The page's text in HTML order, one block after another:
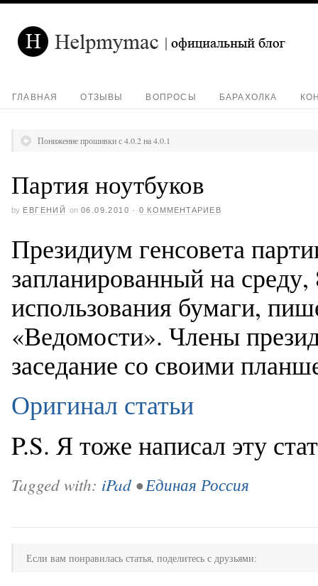
ГЛАВНАЯ ОТЗЫВЫ ВОПРОСЫ БАРАХОЛКА
Понижение прошивки с 4.0.2 на 4.0.1
Партия ноутбуков
by ЕВГЕНИЙ on 06.09.2010 ·0 КОММЕНТАРИЕВ
Президиум генсовета
запланированный на среду,
использования бумаги,
«Ведомости». Члены
заседание со своими
Оригинал статьи
P.S. Я тоже написал эту
Tagged with: iPad•Единая Россия
Если вам понравилась статья, поделитесь с друзьями: